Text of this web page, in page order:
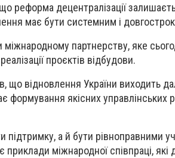
реформа децентралізації
має бути системним і
партнерству, яке
проєктів відбудови.
що відновлення України виходить
формування якісних управлінських
а й бути рівноправними
міжнародної співпраці, які